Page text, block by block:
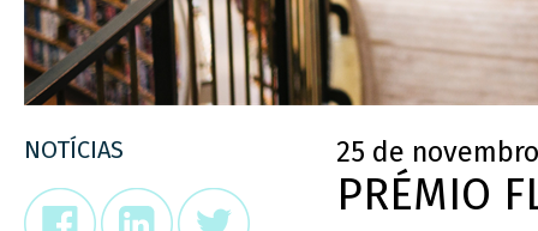
NOTÍCIAS 25 de
PRÉMIO